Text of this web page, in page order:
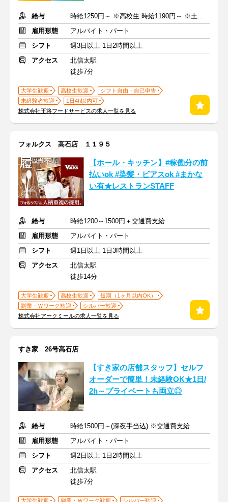
給与
時給1250円～ ※高校生:時給1190円～ ※土日祝+50円
雇用形態
アルバイト・パート
シフト
週3日以上 1日2時間以上
アクセス
北信太駅
徒歩7分
大学生歓迎 高校生歓迎
シフト自由・自己申告
未経験者歓迎
1日4h以内可
株式会社王将フードサービスの求人一覧を見る
フォルクス 高石店 １１９５
【ホール・キッチン】#稼働分の前
払いok #染髪・ピアスok #まかな
い有★レストランSTAFF
給与
時給1200～1500円＋交通費支給
雇用形態
アルバイト・パート
シフト
週1日以上 1日3時間以上
アクセス
北信太駅
徒歩14分
大学生歓迎 高校生歓迎
短期（1ヶ月以内OK）
副業・Ｗワーク歓迎
シルバー歓迎
株式会社アークミールの求人一覧を見る
すき家 26号高石店
【すき家の店舗スタッフ】セルフ
オーダーで簡単！未経験OK★1日/
2h～プライベートも両立◎
給与
時給1500円～(深夜手当込) ※交通費支給
雇用形態
アルバイト・パート
シフト
週2日以上 1日2時間以上
アクセス
北信太駅
徒歩7分
大学生歓迎 副業・Ｗワーク歓迎 シルバー歓迎